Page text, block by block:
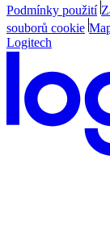
Podmínky použití
souborů cookie
Logitech